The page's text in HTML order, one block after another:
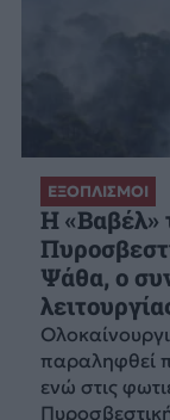
ΕΞΟΠΛΙΣΜΟΙ
H
Ψάθα, ο
παραληφθεί
ενώ στις